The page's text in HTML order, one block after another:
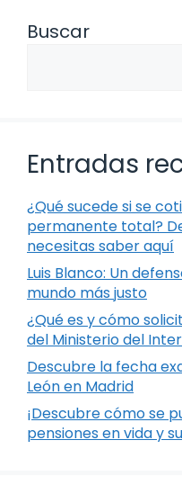
Buscar
Entradas
¿Qué sucede si se
permanente total?
necesitas saber aquí
Luis Blanco: Un
mundo más justo
¿Qué es y cómo
del Ministerio del
Descubre la fecha
León en Madrid
¡Descubre cómo se
pensiones en vida y